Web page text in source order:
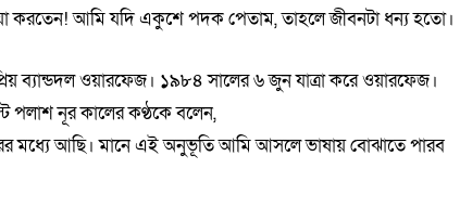
করতেন! আমি যদি একুশে পদক পেতাম, তাহলে জীবনটা ধন্য হতো।
ব্যান্ডদল ওয়ারফেজ। ১৯৮৪ সালের ৬ জুন যাত্রা করে ওয়ারফেজ।
পলাশ নূর কালের কণ্ঠকে বলেন,
মধ্যে আছি। মানে এই অনুভূতি আমি আসলে ভাষায় বোঝাতে পারব